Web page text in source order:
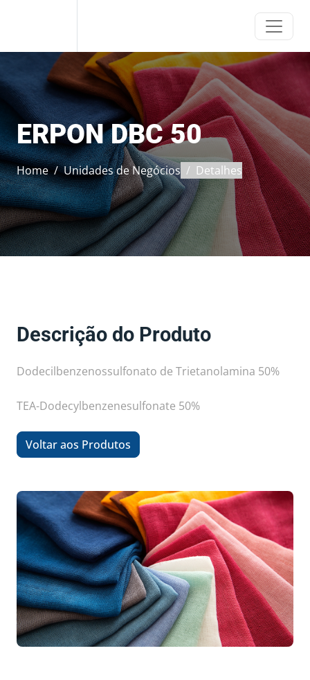
ERPON DBC 50
Home Unidades de Negócios Detalhes
Descrição do Produto
Dodecilbenzenossulfonato de Trietanolamina 50%
TEA-Dodecylbenzenesulfonate 50%
Voltar aos Produtos